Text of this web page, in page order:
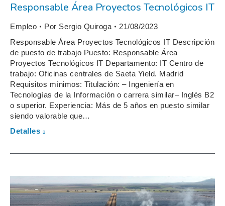
Responsable Área Proyectos Tecnológicos IT
Empleo Por Sergio Quiroga
21/08/2023
Responsable Área Proyectos Tecnológicos IT Descripción
de puesto de trabajo Puesto: Responsable Área
Proyectos Tecnológicos IT Departamento: IT Centro de
trabajo: Oficinas centrales de Saeta Yield. Madrid
Requisitos mínimos: Titulación: – Ingeniería en
Tecnologías de la Información o carrera similar– Inglés B2
o superior. Experiencia: Más de 5 años en puesto similar
siendo valorable que…
Detalles